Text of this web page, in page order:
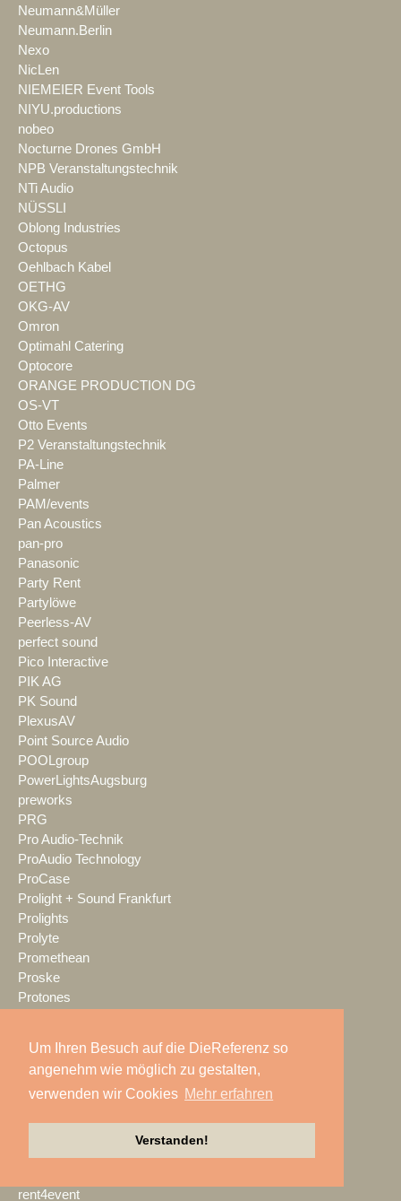
Um Ihren Besuch auf die DieReferenz so
angenehm wie möglich zu gestalten,
verwenden wir Cookies Mehr erfahren
Verstanden!
Neumann&Müller
Neumann.Berlin
Nexo
NicLen
NIEMEIER Event Tools
NIYU.productions
nobeo
Nocturne Drones GmbH
NPB Veranstaltungstechnik
NTi Audio
NÜSSLI
Oblong Industries
Octopus
Oehlbach Kabel
OETHG
OKG-AV
Omron
Optimahl Catering
Optocore
ORANGE PRODUCTION DG
OS-VT
Otto Events
P2 Veranstaltungstechnik
PA-Line
Palmer
PAM/events
Pan Acoustics
pan-pro
Panasonic
Party Rent
Partylöwe
Peerless-AV
perfect sound
Pico Interactive
PIK AG
PK Sound
PlexusAV
Point Source Audio
POOLgroup
PowerLightsAugsburg
preworks
PRG
Pro Audio-Technik
ProAudio Technology
ProCase
Prolight + Sound Frankfurt
Prolights
Prolyte
Promethean
Proske
Protones
QSC
Quividi
Qvest
Rauschenberger Catering
RCF
rent4event